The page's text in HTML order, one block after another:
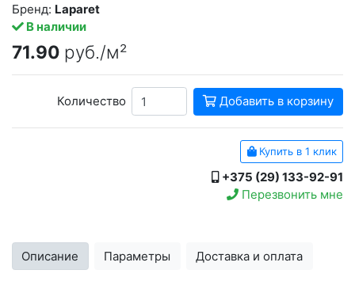
В наличии
Бренд: Laparet
71.90 руб./м²
Количество Добавить в корзину
Купить в 1 клик
+375 (29) 133-92-91
Перезвонить мне
Описание Параметры Доставка и оплата